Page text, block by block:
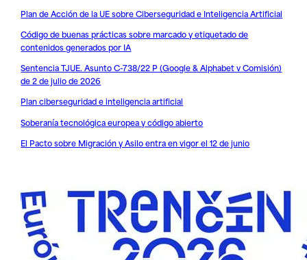
Plan de Acción de la UE sobre Ciberseguridad e Inteligencia Artificial
Código de buenas prácticas sobre marcado y etiquetado de
contenidos generados por IA
Sentencia TJUE. Asunto C-738/22 P (Google & Alphabet v Comisión)
de 2 de julio de 2026
Plan ciberseguridad e inteligencia artificial
Soberanía tecnológica europea y código abierto
El Pacto sobre Migración y Asilo entra en vigor el 12 de junio